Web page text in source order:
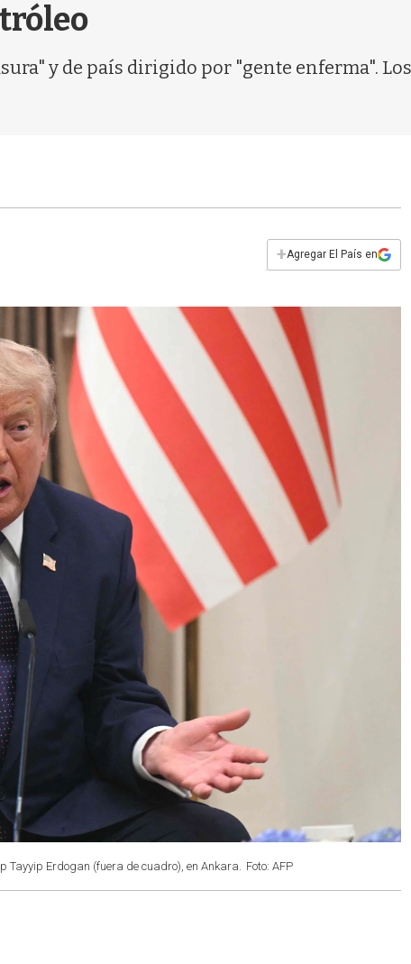
y de país dirigido por "gente enferma".
+Agregar El País en
Tayyip Erdogan (fuera de cuadro), en Ankara. Foto: AFP